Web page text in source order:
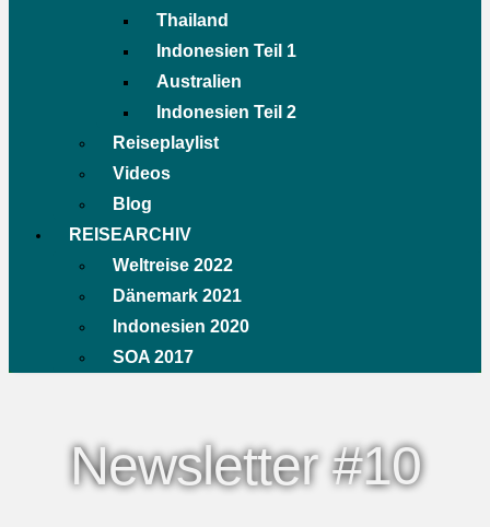
Thailand
Indonesien Teil 1
Australien
Indonesien Teil 2
Reiseplaylist
Videos
Blog
REISEARCHIV
Weltreise 2022
Dänemark 2021
Indonesien 2020
SOA 2017
Newsletter #10